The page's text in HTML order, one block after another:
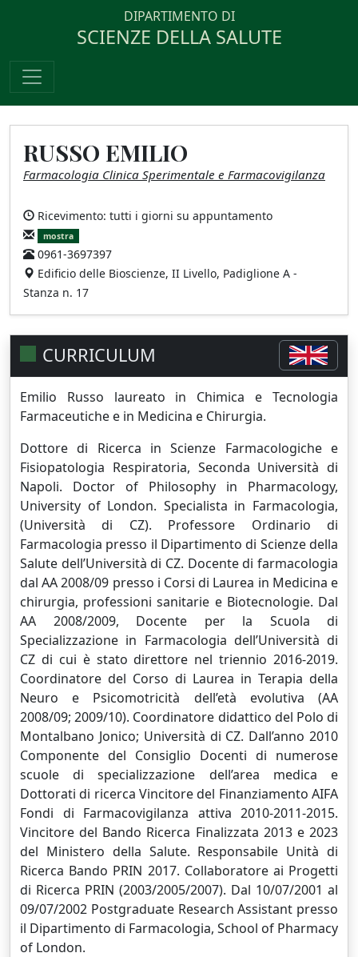
DIPARTIMENTO DI
SCIENZE DELLA SALUTE
RUSSO EMILIO
Farmacologia Clinica Sperimentale e Farmacovigilanza
Ricevimento: tutti i giorni su appuntamento
mostra
0961-3697397
Edificio delle Bioscienze, II Livello, Padiglione A -
Stanza n. 17
CURRICULUM
Emilio Russo laureato in Chimica e Tecnologia
Farmaceutiche e in Medicina e Chirurgia.
Dottore di Ricerca in Scienze Farmacologiche e
Fisiopatologia Respiratoria, Seconda Università di
Napoli. Doctor of Philosophy in Pharmacology,
University of London. Specialista in Farmacologia,
(Università di CZ). Professore Ordinario di
Farmacologia presso il Dipartimento di Scienze della
Salute dell’Università di CZ. Docente di farmacologia
dal AA 2008/09 presso i Corsi di Laurea in Medicina e
chirurgia, professioni sanitarie e Biotecnologie. Dal
AA 2008/2009, Docente per la Scuola di
Specializzazione in Farmacologia dell’Università di
CZ di cui è stato direttore nel triennio 2016-2019.
Coordinatore del Corso di Laurea in Terapia della
Neuro e Psicomotricità dell’età evolutiva (AA
2008/09; 2009/10). Coordinatore didattico del Polo di
Montalbano Jonico; Università di CZ. Dall’anno 2010
Componente del Consiglio Docenti di numerose
scuole di specializzazione dell’area medica e
Dottorati di ricerca Vincitore del Finanziamento AIFA
Fondi di Farmacovigilanza attiva 2010-2011-2015.
Vincitore del Bando Ricerca Finalizzata 2013 e 2023
del Ministero della Salute. Responsabile Unità di
Ricerca Bando PRIN 2017. Collaboratore ai Progetti
di Ricerca PRIN (2003/2005/2007). Dal 10/07/2001 al
09/07/2002 Postgraduate Research Assistant presso
il Dipartimento di Farmacologia, School of Pharmacy
of London.